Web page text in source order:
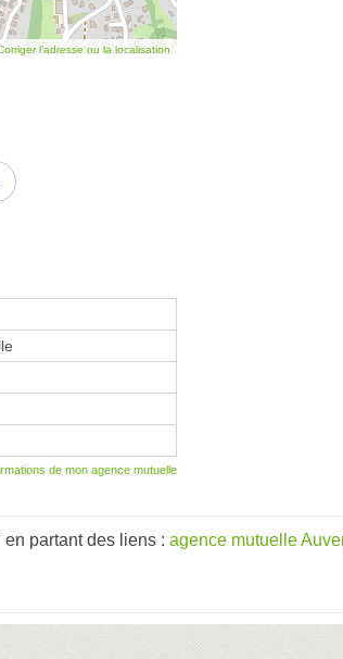
l’adresse ou la localisation
de mon agence mutuelle
partant des liens : agence mutuelle